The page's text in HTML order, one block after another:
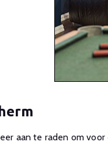
aan te raden om